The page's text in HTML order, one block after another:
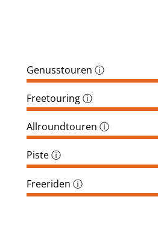
Genusstouren ⓘ
Freetouringⓘ
Allroundtouren ⓘ
Pisteⓘ
Freeriden ⓘ